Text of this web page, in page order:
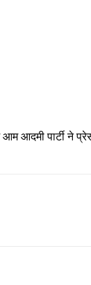
आदमी पार्टी ने